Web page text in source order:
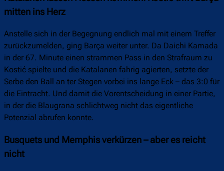
mitten ins Herz
Anstelle sich in der Begegnung endlich mal mit einem Treffer
zurückzumelden, ging Barça weiter unter. Da Daichi Kamada
in der 67. Minute einen strammen Pass in den Strafraum zu
Kostić spielte und die Katalanen fahrig agierten, setzte der
Serbe den Ball an ter Stegen vorbei ins lange Eck – das 3:0 für
die Eintracht. Und damit die Vorentscheidung in einer Partie,
in der die Blaugrana schlichtweg nicht das eigentliche
Potenzial abrufen konnte.
Busquets und Memphis verkürzen – aber es reicht
nicht